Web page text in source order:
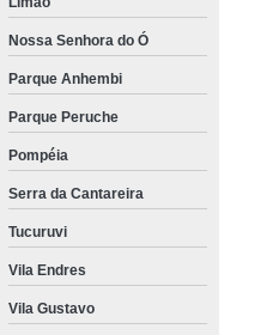
Nossa Senhora do Ó
Parque Anhembi
Parque Peruche
Pompéia
Serra da Cantareira
Tucuruvi
Vila Endres
Vila Gustavo